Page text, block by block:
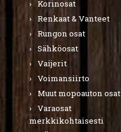
Korinosat
Renkaat & Vanteet
Rungon osat
Sähköosat
Vaijerit
Voimansiirto
Muut mopoauton osat
Varaosat
merkkikohtaisesti